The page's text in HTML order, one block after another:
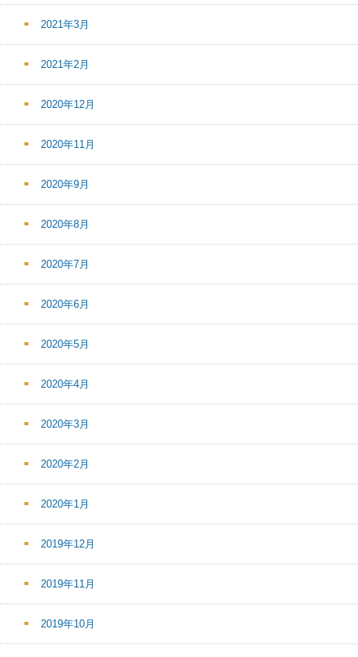
2021年3月
2021年2月
2020年12月
2020年11月
2020年9月
2020年8月
2020年7月
2020年6月
2020年5月
2020年4月
2020年3月
2020年2月
2020年1月
2019年12月
2019年11月
2019年10月